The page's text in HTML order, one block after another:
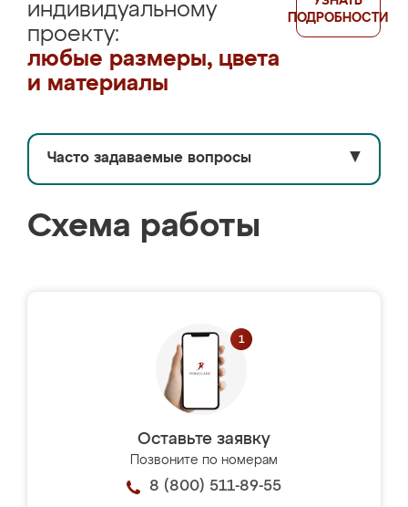
индивидуальному
проекту:
любые размеры, цвета
и материалы
ПОДРОБНОСТИ
Часто задаваемые вопросы ▼
Схема работы
Оставьте заявку
Позвоните по номерам
8 (800) 511-89-55